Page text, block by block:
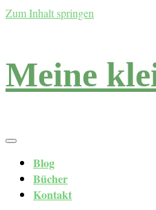
Zum Inhalt springen
Meine
Blog
Bücher
Kontakt